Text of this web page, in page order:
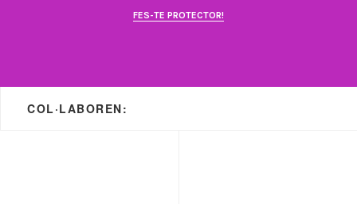
FES-TE PROTECTOR!
COL·LABOREN: